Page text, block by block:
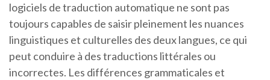
logiciels de traduction automatique ne sont pas
toujours capables de saisir pleinement les nuances
linguistiques et culturelles des deux langues, ce qui
peut conduire à des traductions littérales ou
incorrectes. Les différences grammaticales et